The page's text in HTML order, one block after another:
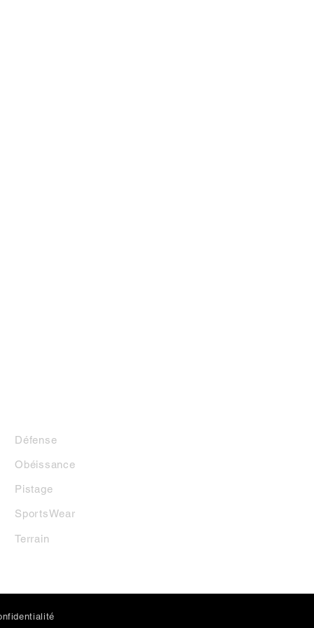
Défense
Obéissance
Pistage
SportsWear
Terrain